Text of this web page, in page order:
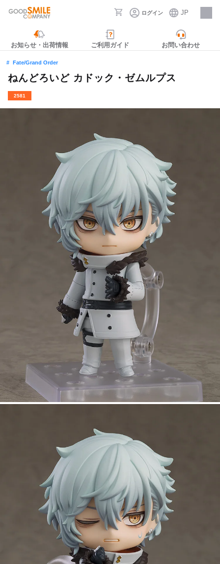
ログイン JP
採用情報
お知らせ・出荷情報 ご利用ガイド お問い合わせ
Fate/Grand Order
ねんどろいど カドック・ゼムルプス
2581